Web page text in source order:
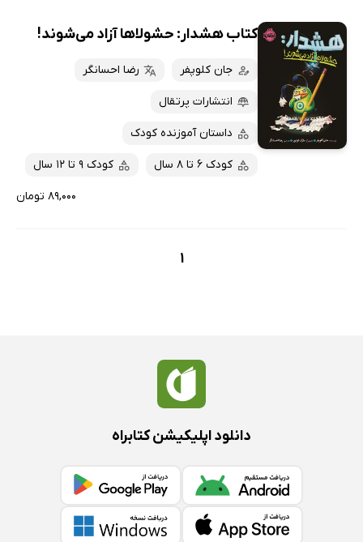
تازه‌ها
داغ‌ترین‌ها
پرفروش‌ها
پربحث‌ها
ارزان ترین‌ها
همه کتاب‌ها
کتاب‌های صوتی
کتاب‌های متنی
کتاب هشدار: حشولا‌ها آزاد می‌شوند!
جان کلوپفر رضا احسانگر
انتشارات پرتقال
داستان آموزنده کودک
کودک 6 تا 8 سال کودک 9 تا 12 سال
۸۹,۰۰۰ تومان
1
دانلود اپلیکیشن کتابراه